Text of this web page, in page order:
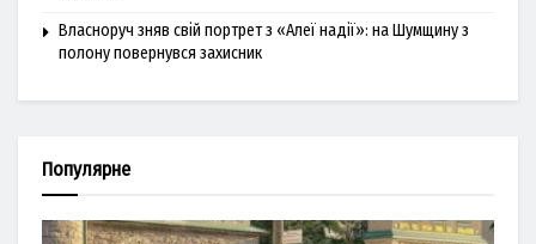
Власноруч зняв свій портрет з «Алеї надії»: на Шумщину з
полону повернувся захисник
Популярне